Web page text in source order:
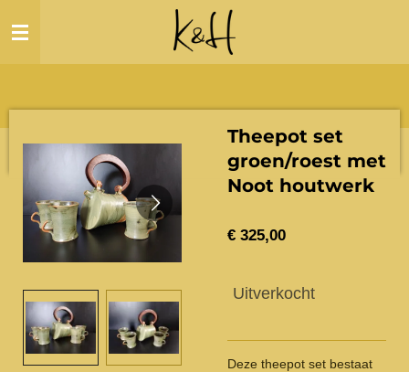
direct
Theepot set
groen/roest met
Noot houtwerk
€ 325,00
Uitverkocht
Deze theepot set bestaat